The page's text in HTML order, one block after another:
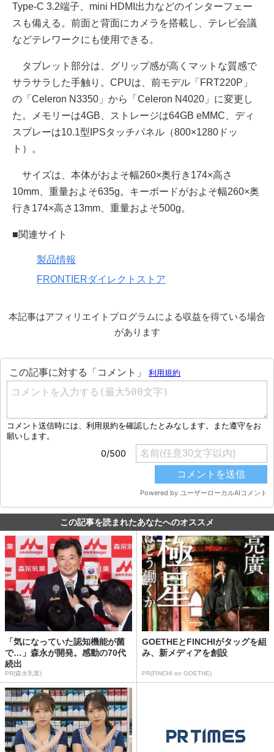
Type-C 3.2端子、mini HDMI出力などのインターフェー
スも備える。前面と背面にカメラを搭載し、テレビ会議
などテレワークにも使用できる。
タブレット部分は、グリップ感が高くマットな質感で
サラサラした手触り。CPUは、前モデル「FRT220P」
の「Celeron N3350」から「Celeron N4020」に変更し
た。メモリーは4GB、ストレージは64GB eMMC、ディ
スプレーは10.1型IPSタッチパネル（800×1280ドッ
ト）。
サイズは、本体がおよそ幅260×奥行き174×高さ
10mm、重量およそ635g。キーボードがおよそ幅260×奥
行き174×高さ13mm、重量およそ500g。
■関連サイト
製品情報
FRONTIERダイレクトストア
本記事はアフィリエイトプログラムによる収益を得ている場合
があります
この記事を読まれたあなたへのオススメ
「気になっていた認知機能が菌
で…」森永が開発。感動の70代
続出
PR(森永乳業)
GOETHEとFINCHIがタッグを組
み、新メディアを創設
PR(FINCHI on GOETHE)